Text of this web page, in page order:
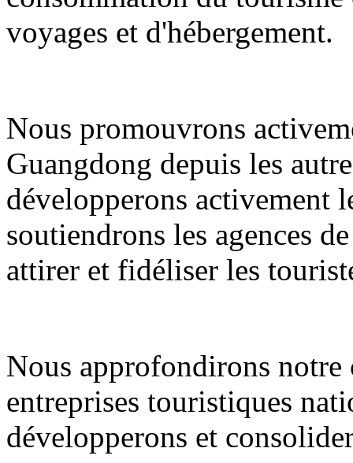
voyages et d'hébergement.
Nous promouvrons
Guangdong depuis les
développerons activement
soutiendrons les agences
attirer et fidéliser les
Nous approfondirons
entreprises touristiques
développerons et